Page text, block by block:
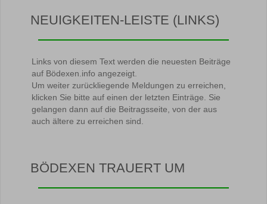
NEUIGKEITEN-LEISTE (LINKS)
Links von diesem Text werden die neuesten Beiträge
auf Bödexen.info angezeigt.
Um weiter zurückliegende Meldungen zu erreichen,
klicken Sie bitte auf einen der letzten Einträge. Sie
gelangen dann auf die Beitragsseite, von der aus
auch ältere zu erreichen sind.
BÖDEXEN TRAUERT UM